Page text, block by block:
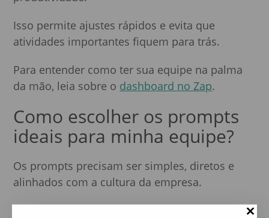
Isso permite ajustes rápidos e evita que
atividades importantes fiquem para trás.
Para entender como ter sua equipe na palma
da mão, leia sobre o dashboard no Zap.
Como escolher os prompts
ideais para minha equipe?
Os prompts precisam ser simples, diretos e
alinhados com a cultura da empresa.